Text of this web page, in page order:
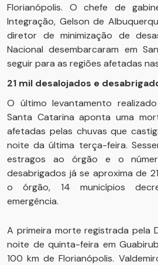
Florianópolis. O chefe de
Integração, Gelson de
diretor de minimização de
Nacional desembarcaram em
seguir para as regiões afetadas
21 mil desalojados e
O último levantamento
Santa Catarina aponta uma
afetadas pelas chuvas que
noite da última terça-feira.
estragos ao órgão e o
desabrigados já se aproxima de
o órgão, 14 municípios
emergência.
A primeira morte registrada pela
noite de quinta-feira em
100 km de Florianópolis.